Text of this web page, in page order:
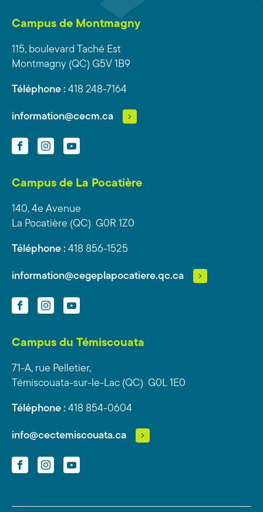
Campus de Montmagny
115, boulevard Taché Est
Montmagny (QC) G5V 1B9
Téléphone : 418 248-7164
information@cecm.ca
FacebookInstagramYouTube
Campus de La Pocatière
140, 4e Avenue
La Pocatière (QC) G0R 1Z0
Téléphone : 418 856-1525
information@cegeplapocatiere.qc.ca
FacebookInstagramYouTube
Campus du Témiscouata
71-A, rue Pelletier,
Témiscouata-sur-le-Lac (QC) G0L 1E0
Téléphone : 418 854-0604
info@cectemiscouata.ca
FacebookInstagramYouTube